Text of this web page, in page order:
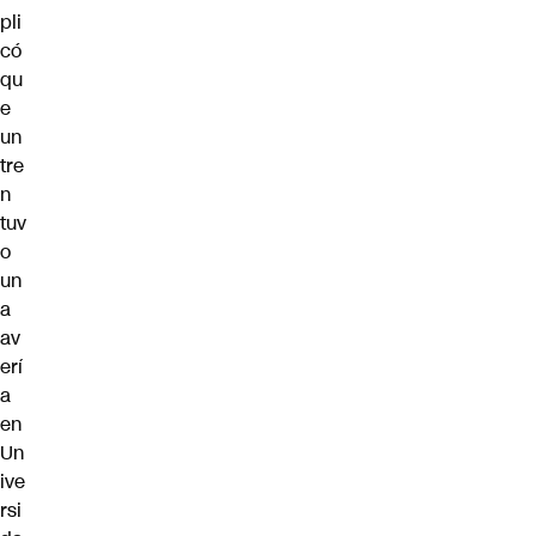
pli
có
qu
e
un
tre
n
tuv
o
un
a
av
erí
a
en
Un
ive
rsi